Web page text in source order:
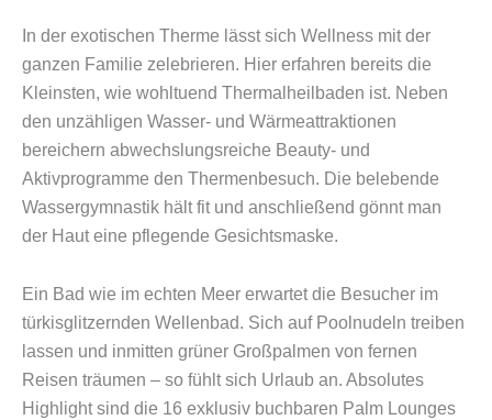
In der exotischen Therme lässt sich Wellness mit der
ganzen Familie zelebrieren. Hier erfahren bereits die
Kleinsten, wie wohltuend Thermalheilbaden ist. Neben
den unzähligen Wasser- und Wärmeattraktionen
bereichern abwechslungsreiche Beauty- und
Aktivprogramme den Thermenbesuch. Die belebende
Wassergymnastik hält fit und anschließend gönnt man
der Haut eine pflegende Gesichtsmaske.
Ein Bad wie im echten Meer erwartet die Besucher im
türkisglitzernden Wellenbad. Sich auf Poolnudeln treiben
lassen und inmitten grüner Großpalmen von fernen
Reisen träumen – so fühlt sich Urlaub an. Absolutes
Highlight sind die 16 exklusiv buchbaren Palm Lounges